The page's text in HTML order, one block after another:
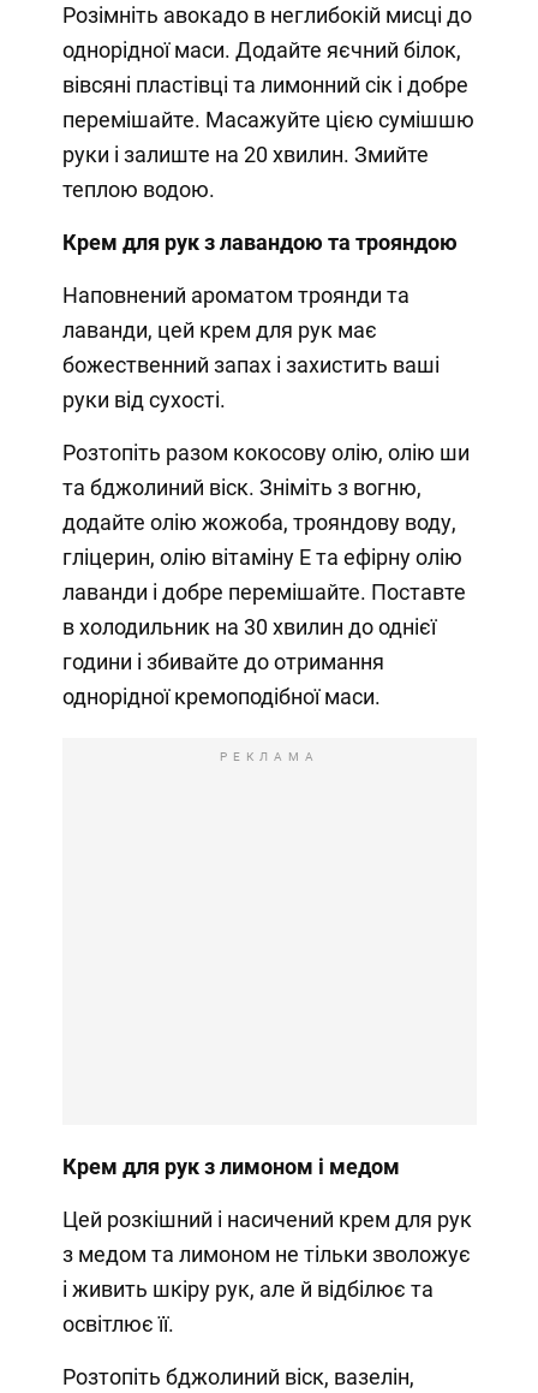
Розімніть авокадо в неглибокій мисці до
однорідної маси. Додайте яєчний білок,
вівсяні пластівці та лимонний сік і добре
перемішайте. Масажуйте цією сумішшю
руки і залиште на 20 хвилин. Змийте
теплою водою.
Крем для рук з лавандою та трояндою
Наповнений ароматом троянди та
лаванди, цей крем для рук має
божественний запах і захистить ваші
руки від сухості.
Розтопіть разом кокосову олію, олію ши
та бджолиний віск. Зніміть з вогню,
додайте олію жожоба, трояндову воду,
гліцерин, олію вітаміну Е та ефірну олію
лаванди і добре перемішайте. Поставте
в холодильник на 30 хвилин до однієї
години і збивайте до отримання
однорідної кремоподібної маси.
РЕКЛАМА
Крем для рук з лимоном і медом
Цей розкішний і насичений крем для рук
з медом та лимоном не тільки зволожує
і живить шкіру рук, але й відбілює та
освітлює її.
Розтопіть бджолиний віск, вазелін,